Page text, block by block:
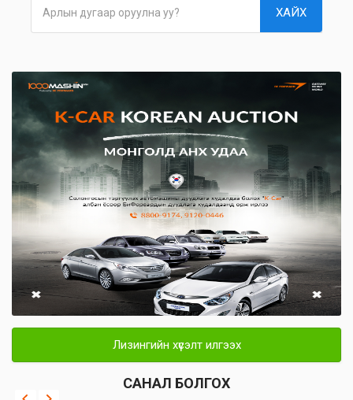
Арлын дугаар оруулна уу? ХАЙХ
Лизингийн хүсэлт илгээх
САНАЛ БОЛГОХ